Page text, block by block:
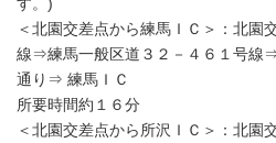
す。)
＜北園交差点から練馬ＩＣ＞：北
線⇒練馬一般区道３２－４６１号
通り⇒ 練馬ＩＣ
所要時間約１６分
＜北園交差点から所沢ＩＣ＞：北